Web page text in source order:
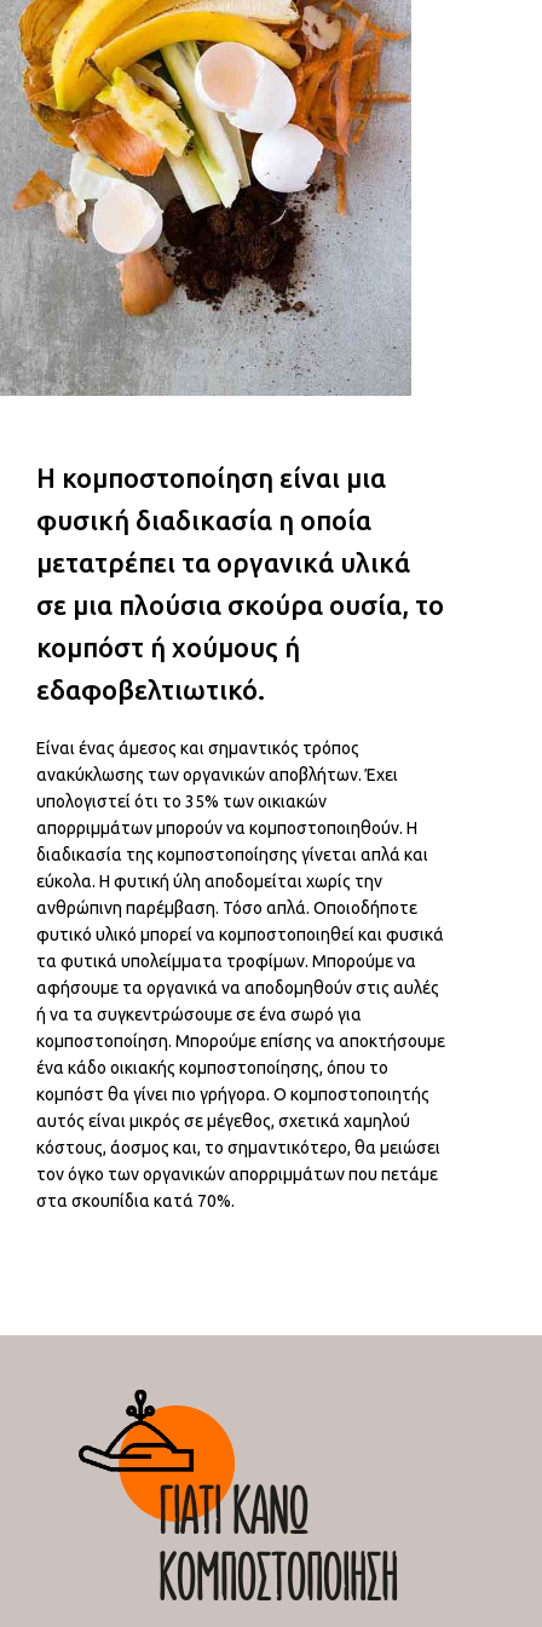
Η κομποστοποίηση είναι μια
φυσική διαδικασία η οποία
μετατρέπει τα οργανικά υλικά
σε μια πλούσια σκούρα ουσία, το
κομπόστ ή χούμους ή
εδαφοβελτιωτικό.
Είναι ένας άμεσος και σημαντικός τρόπος
ανακύκλωσης των οργανικών αποβλήτων. Έχει
υπολογιστεί ότι το 35% των οικιακών
απορριμμάτων μπορούν να κομποστοποιηθούν. Η
διαδικασία της κομποστοποίησης γίνεται απλά και
εύκολα. Η φυτική ύλη αποδομείται χωρίς την
ανθρώπινη παρέμβαση. Τόσο απλά. Οποιοδήποτε
φυτικό υλικό μπορεί να κομποστοποιηθεί και φυσικά
τα φυτικά υπολείμματα τροφίμων. Μπορούμε να
αφήσουμε τα οργανικά να αποδομηθούν στις αυλές
ή να τα συγκεντρώσουμε σε ένα σωρό για
κομποστοποίηση. Μπορούμε επίσης να αποκτήσουμε
ένα κάδο οικιακής κομποστοποίησης, όπου το
κομπόστ θα γίνει πιο γρήγορα. Ο κομποστοποιητής
αυτός είναι μικρός σε μέγεθος, σχετικά χαμηλού
κόστους, άοσμος και, το σημαντικότερο, θα μειώσει
τον όγκο των οργανικών απορριμμάτων που πετάμε
στα σκουπίδια κατά 70%.
ΓΙΑΤΙ ΚΑΝΩ
ΚΟΜΠΟΣΤΟΠΟΙΗΣΗ